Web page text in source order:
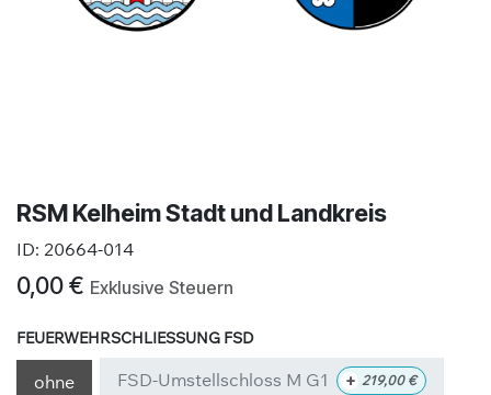
RSM Kelheim Stadt und Landkreis
ID: 20664-014
0,00€ Exklusive Steuern
FEUERWEHRSCHLIESSUNG FSD
ohne FSD-Umstellschloss M G1 + 219,00€